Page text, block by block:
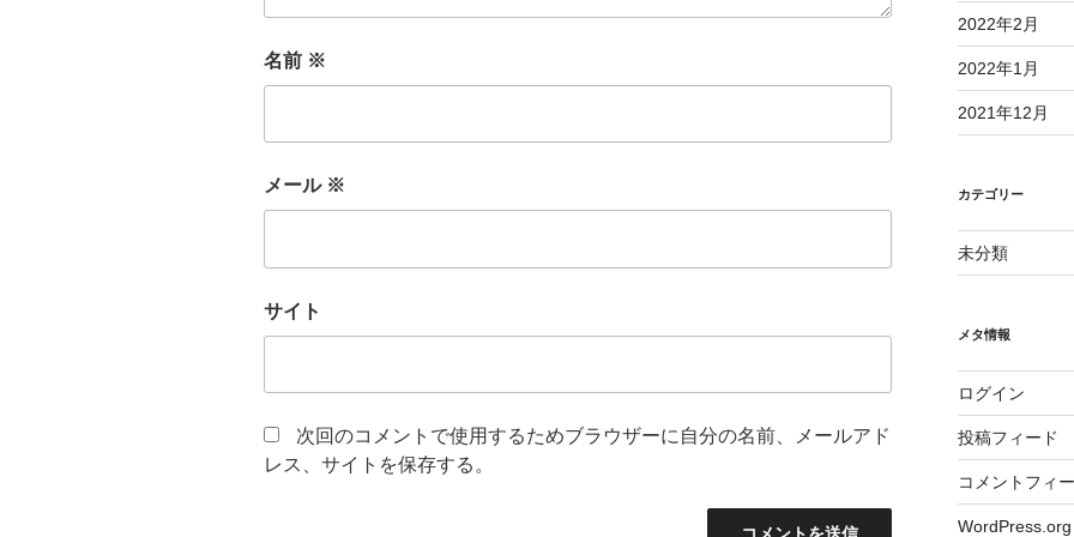
名前 ※
メール ※
サイト
次回のコメントで使用するためブラウザーに自分の名前、メールアド
レス、サイトを保存する。
2022年2月
2022年1月
2021年12月
カテゴリー
未分類
メタ情報
ログイン
投稿フィード
コメントフィ
WordPress.org